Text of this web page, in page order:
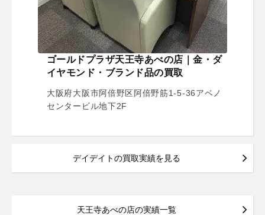
ゴールドプラザ天王寺あべの店｜金・ダ
イヤモンド・ブランド品の買取
大阪府大阪市阿倍野区阿倍野筋1-5-36アベノ
センタービル地下2F
デイデイトの買取実績を見る
天王寺あべの店の実績一覧